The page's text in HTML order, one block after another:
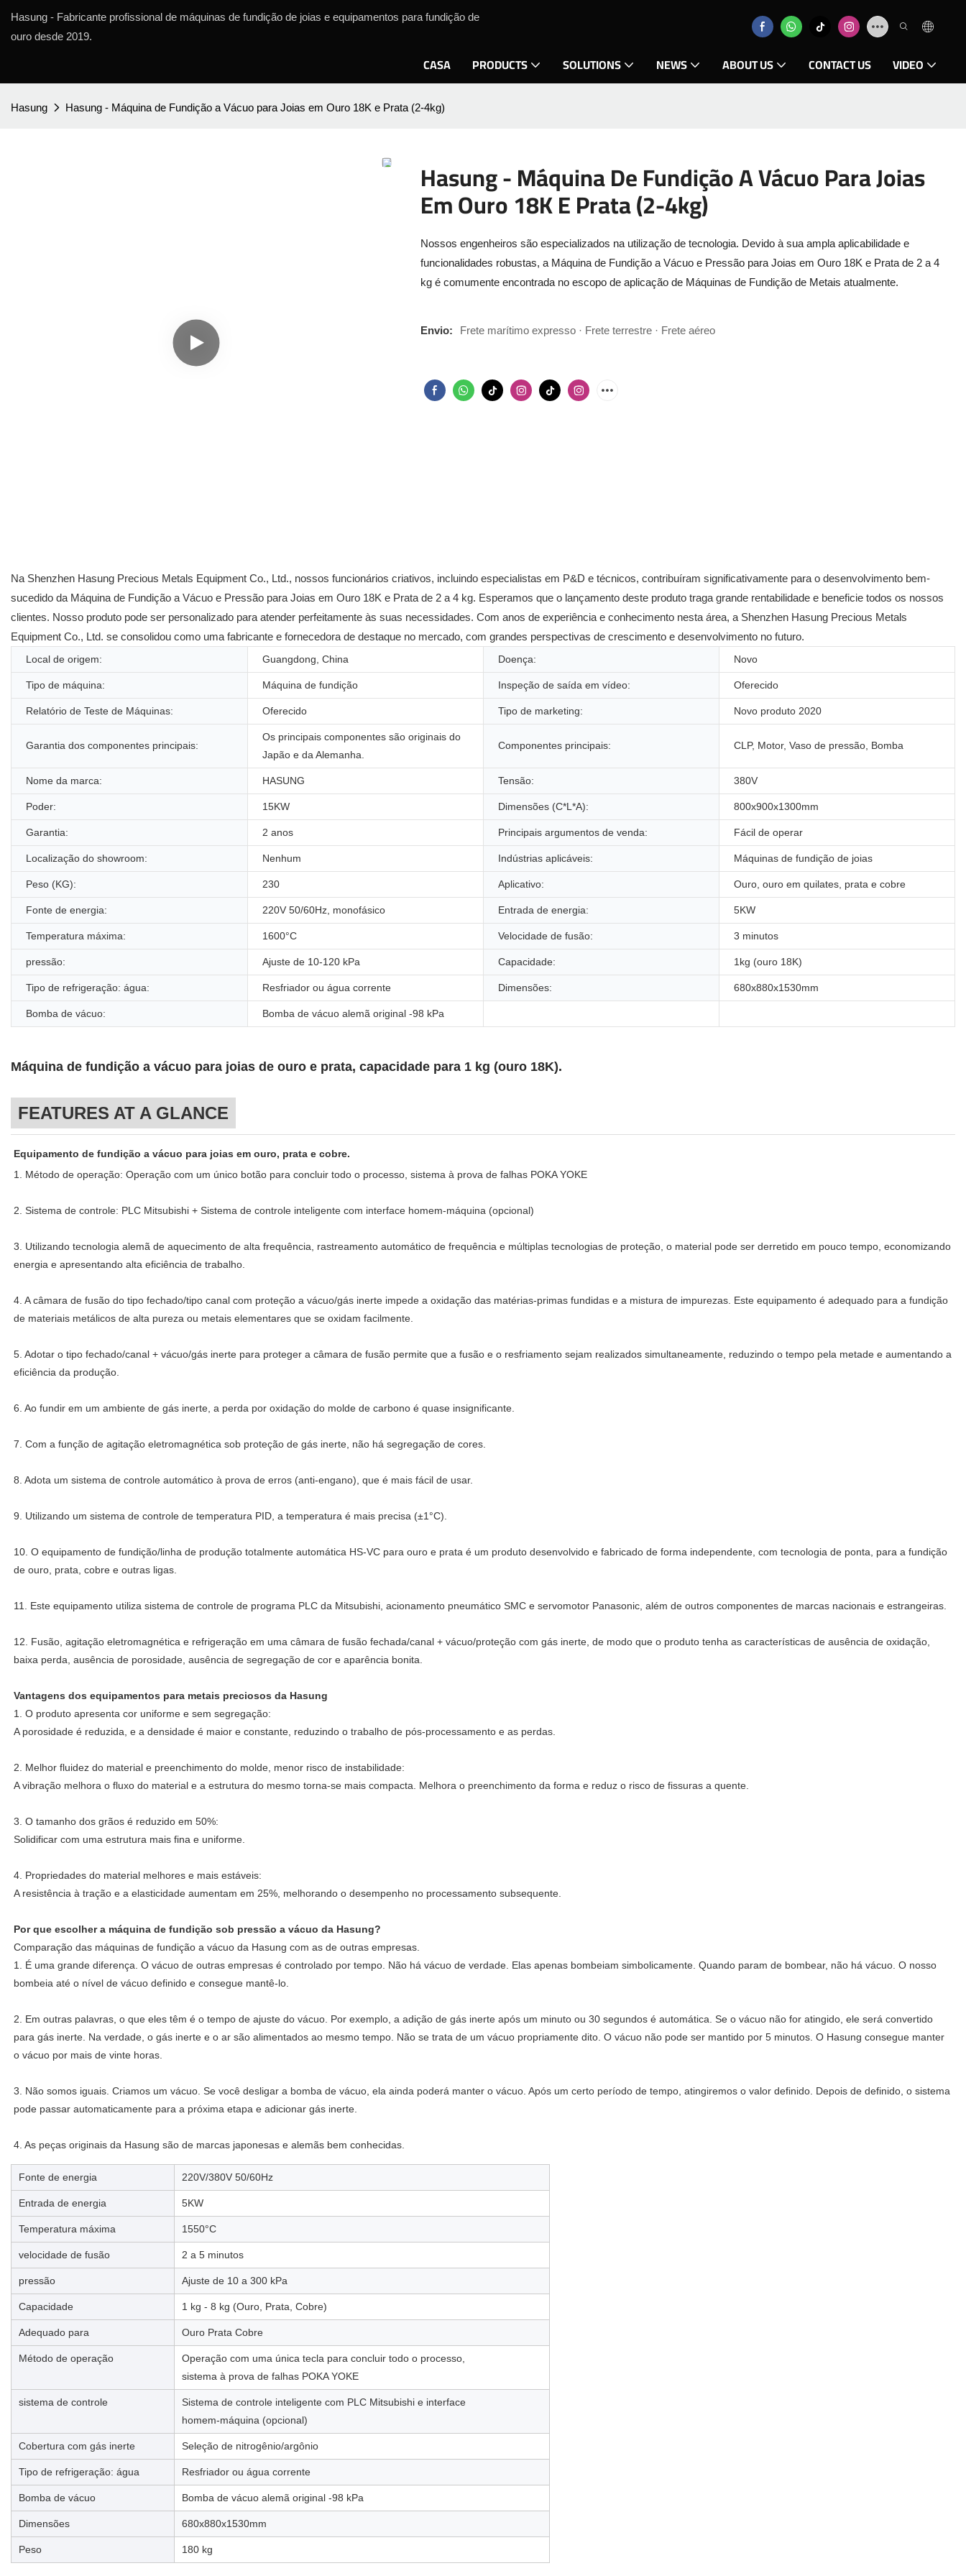
Hasung - Fabricante profissional de máquinas de fundição de joias e equipamentos para fundição de
ouro desde 2019.
CASA PRODUCTS SOLUTIONS NEWS ABOUT US CONTACT US VIDEO
Hasung Hasung - Máquina de Fundição a Vácuo para Joias em Ouro 18K e Prata (2-4kg)
Hasung - Máquina De Fundição A Vácuo Para Joias
Em Ouro 18K E Prata (2-4kg)
Nossos engenheiros são especializados na utilização de tecnologia. Devido à sua ampla aplicabilidade e
funcionalidades robustas, a Máquina de Fundição a Vácuo e Pressão para Joias em Ouro 18K e Prata de 2 a 4
kg é comumente encontrada no escopo de aplicação de Máquinas de Fundição de Metais atualmente.
Envio: Frete marítimo expresso · Frete terrestre · Frete aéreo
Na Shenzhen Hasung Precious Metals Equipment Co., Ltd., nossos funcionários criativos, incluindo especialistas em P&D e técnicos, contribuíram significativamente para o desenvolvimento bem-
sucedido da Máquina de Fundição a Vácuo e Pressão para Joias em Ouro 18K e Prata de 2 a 4 kg. Esperamos que o lançamento deste produto traga grande rentabilidade e beneficie todos os nossos
clientes. Nosso produto pode ser personalizado para atender perfeitamente às suas necessidades. Com anos de experiência e conhecimento nesta área, a Shenzhen Hasung Precious Metals
Equipment Co., Ltd. se consolidou como uma fabricante e fornecedora de destaque no mercado, com grandes perspectivas de crescimento e desenvolvimento no futuro.
Local de origem: Guangdong, China Doença: Novo
Tipo de máquina: Máquina de fundição Inspeção de saída em vídeo: Oferecido
Relatório de Teste de Máquinas: Oferecido Tipo de marketing: Novo produto 2020
Garantia dos componentes principais:
Os principais componentes são originais do
Japão e da Alemanha.
Componentes principais: CLP, Motor, Vaso de pressão, Bomba
Nome da marca: HASUNG Tensão: 380V
Poder: 15KW Dimensões (C*L*A): 800x900x1300mm
Garantia: 2 anos Principais argumentos de venda: Fácil de operar
Localização do showroom: Nenhum Indústrias aplicáveis: Máquinas de fundição de joias
Peso (KG): 230 Aplicativo: Ouro, ouro em quilates, prata e cobre
Fonte de energia: 220V 50/60Hz, monofásico Entrada de energia: 5KW
Temperatura máxima: 1600°C Velocidade de fusão: 3 minutos
pressão: Ajuste de 10-120 kPa Capacidade: 1kg (ouro 18K)
Tipo de refrigeração: água: Resfriador ou água corrente Dimensões: 680x880x1530mm
Bomba de vácuo: Bomba de vácuo alemã original -98 kPa
Máquina de fundição a vácuo para joias de ouro e prata, capacidade para 1 kg (ouro 18K).
FEATURES AT A GLANCE
Equipamento de fundição a vácuo para joias em ouro, prata e cobre.
1. Método de operação: Operação com um único botão para concluir todo o processo, sistema à prova de falhas POKA YOKE
2. Sistema de controle: PLC Mitsubishi + Sistema de controle inteligente com interface homem-máquina (opcional)
3. Utilizando tecnologia alemã de aquecimento de alta frequência, rastreamento automático de frequência e múltiplas tecnologias de proteção, o material pode ser derretido em pouco tempo, economizando
energia e apresentando alta eficiência de trabalho.
4. A câmara de fusão do tipo fechado/tipo canal com proteção a vácuo/gás inerte impede a oxidação das matérias-primas fundidas e a mistura de impurezas. Este equipamento é adequado para a fundição
de materiais metálicos de alta pureza ou metais elementares que se oxidam facilmente.
5. Adotar o tipo fechado/canal + vácuo/gás inerte para proteger a câmara de fusão permite que a fusão e o resfriamento sejam realizados simultaneamente, reduzindo o tempo pela metade e aumentando a
eficiência da produção.
6. Ao fundir em um ambiente de gás inerte, a perda por oxidação do molde de carbono é quase insignificante.
7. Com a função de agitação eletromagnética sob proteção de gás inerte, não há segregação de cores.
8. Adota um sistema de controle automático à prova de erros (anti-engano), que é mais fácil de usar.
9. Utilizando um sistema de controle de temperatura PID, a temperatura é mais precisa (±1°C).
10. O equipamento de fundição/linha de produção totalmente automática HS-VC para ouro e prata é um produto desenvolvido e fabricado de forma independente, com tecnologia de ponta, para a fundição
de ouro, prata, cobre e outras ligas.
11. Este equipamento utiliza sistema de controle de programa PLC da Mitsubishi, acionamento pneumático SMC e servomotor Panasonic, além de outros componentes de marcas nacionais e estrangeiras.
12. Fusão, agitação eletromagnética e refrigeração em uma câmara de fusão fechada/canal + vácuo/proteção com gás inerte, de modo que o produto tenha as características de ausência de oxidação,
baixa perda, ausência de porosidade, ausência de segregação de cor e aparência bonita.
Vantagens dos equipamentos para metais preciosos da Hasung
1. O produto apresenta cor uniforme e sem segregação:
A porosidade é reduzida, e a densidade é maior e constante, reduzindo o trabalho de pós-processamento e as perdas.
2. Melhor fluidez do material e preenchimento do molde, menor risco de instabilidade:
A vibração melhora o fluxo do material e a estrutura do mesmo torna-se mais compacta. Melhora o preenchimento da forma e reduz o risco de fissuras a quente.
3. O tamanho dos grãos é reduzido em 50%:
Solidificar com uma estrutura mais fina e uniforme.
4. Propriedades do material melhores e mais estáveis:
A resistência à tração e a elasticidade aumentam em 25%, melhorando o desempenho no processamento subsequente.
Por que escolher a máquina de fundição sob pressão a vácuo da Hasung?
Comparação das máquinas de fundição a vácuo da Hasung com as de outras empresas.
1. É uma grande diferença. O vácuo de outras empresas é controlado por tempo. Não há vácuo de verdade. Elas apenas bombeiam simbolicamente. Quando param de bombear, não há vácuo. O nosso
bombeia até o nível de vácuo definido e consegue mantê-lo.
2. Em outras palavras, o que eles têm é o tempo de ajuste do vácuo. Por exemplo, a adição de gás inerte após um minuto ou 30 segundos é automática. Se o vácuo não for atingido, ele será convertido
para gás inerte. Na verdade, o gás inerte e o ar são alimentados ao mesmo tempo. Não se trata de um vácuo propriamente dito. O vácuo não pode ser mantido por 5 minutos. O Hasung consegue manter
o vácuo por mais de vinte horas.
3. Não somos iguais. Criamos um vácuo. Se você desligar a bomba de vácuo, ela ainda poderá manter o vácuo. Após um certo período de tempo, atingiremos o valor definido. Depois de definido, o sistema
pode passar automaticamente para a próxima etapa e adicionar gás inerte.
4. As peças originais da Hasung são de marcas japonesas e alemãs bem conhecidas.
Fonte de energia 220V/380V 50/60Hz
Entrada de energia 5KW
Temperatura máxima 1550°C
velocidade de fusão 2 a 5 minutos
pressão Ajuste de 10 a 300 kPa
Capacidade 1 kg - 8 kg (Ouro, Prata, Cobre)
Adequado para Ouro Prata Cobre
Método de operação
Operação com uma única tecla para concluir todo o processo,
sistema à prova de falhas POKA YOKE
sistema de controle
Sistema de controle inteligente com PLC Mitsubishi e interface
homem-máquina (opcional)
Cobertura com gás inerte Seleção de nitrogênio/argônio
Tipo de refrigeração: água Resfriador ou água corrente
Bomba de vácuo Bomba de vácuo alemã original -98 kPa
Dimensões 680x880x1530mm
Peso 180 kg